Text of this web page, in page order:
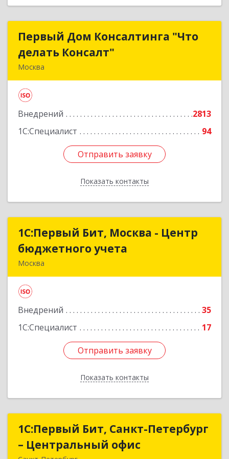
Первый Дом Консалтинга "Что
делать Консалт"
Москва
Внедрений
2813
1С:Специалист
94
Отправить заявку
Показать контакты
Первый Дом Консалтинга "Что
Отправить заявку
Назад
1С:Первый Бит, Москва - Центр
бюджетного учета
Москва
Внедрений
35
1С:Специалист
17
Отправить заявку
Показать контакты
1С:Первый Бит, Москва - Центр
бюджетного учета
Подробнее
Отправить заявку
Назад
1С:Первый Бит, Санкт-Петербург
– Центральный офис
1С:Первый Бит, Санкт-Петербург
– Центральный офис